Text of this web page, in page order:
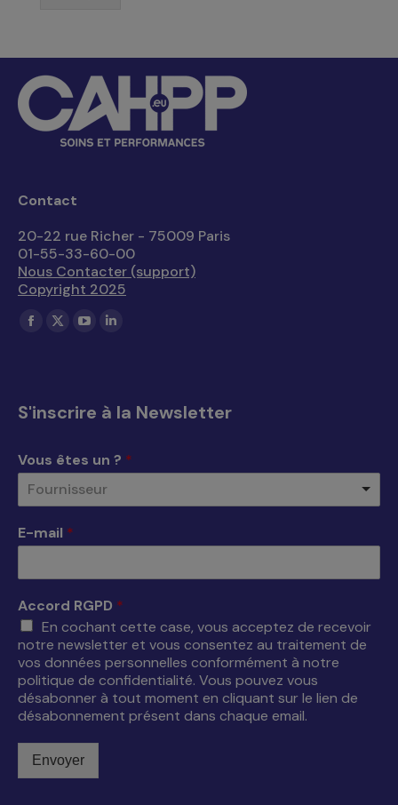
Contact
20-22 rue Richer - 75009 Paris
01-55-33-60-00
Nous Contacter (support)
Copyright 2025
Trouvez nous sur :
La
dans
nouvelle
fenêtre
La
dans
nouvelle
fenêtre
La
dans
nouvelle
fenêtre
La
dans
nouvelle
S'inscrire à la Newsletter
Vous êtes un ? *
Fournisseur
E-mail *
Accord RGPD *
En cochant cette case, vous acceptez de recevoir
notre newsletter et vous consentez au traitement de
vos données personnelles conformément à notre
politique de confidentialité. Vous pouvez vous
désabonner à tout moment en cliquant sur le lien de
désabonnement présent dans chaque email.
Envoyer